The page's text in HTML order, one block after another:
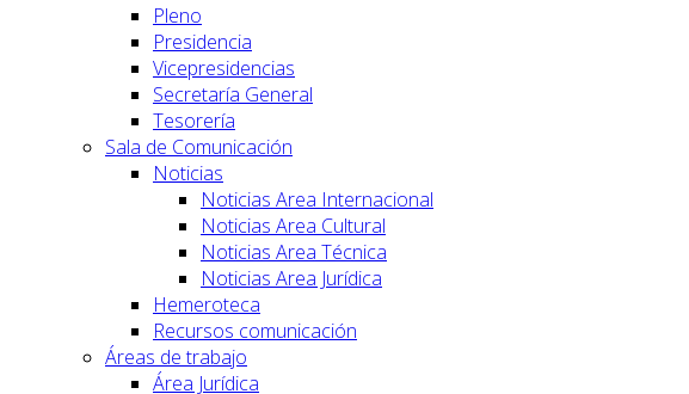
Pleno
Presidencia
Vicepresidencias
Secretaría General
Tesorería
Sala de Comunicación
Noticias
Noticias Area Internacional
Noticias Area Cultural
Noticias Area Técnica
Noticias Area Jurídica
Hemeroteca
Recursos comunicación
Áreas de trabajo
Área Jurídica